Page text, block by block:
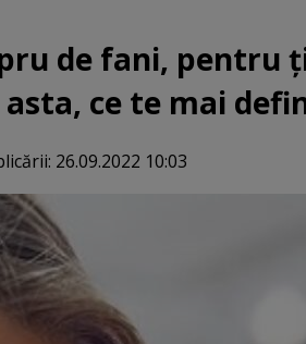
de fani, pentru
ce te mai
26.09.2022 10:03